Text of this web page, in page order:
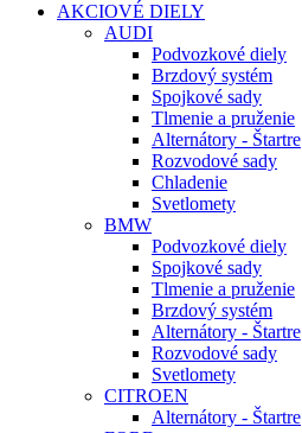
AKCIOVÉ DIELY
AUDI
Podvozkové diely
Brzdový systém
Spojkové sady
Tlmenie a pruženie
Alternátory - Štartre
Rozvodové sady
Chladenie
Svetlomety
BMW
Podvozkové diely
Spojkové sady
Tlmenie a pruženie
Brzdový systém
Alternátory - Štartre
Rozvodové sady
Svetlomety
CITROEN
Alternátory - Štartre